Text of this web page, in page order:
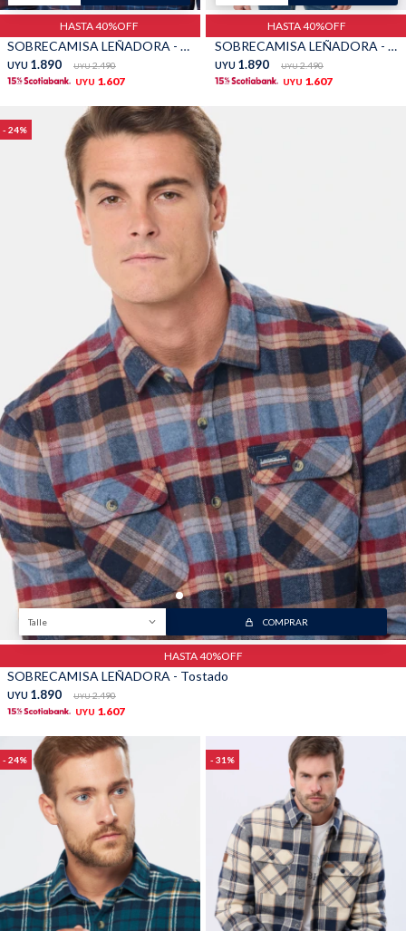
HASTA 40%OFF
SOBRECAMISA LEÑADORA - Bordo
UYU 1.890 UYU 2.490
UYU 1.607
HASTA 40%OFF
SOBRECAMISA LEÑADORA - Gris
UYU 1.890 UYU 2.490
UYU 1.607
24
Talle COMPRAR
HASTA 40%OFF
SOBRECAMISA LEÑADORA - Tostado
UYU 1.890 UYU 2.490
UYU 1.607
24 31
TALLES GRANDES Uniformes empresariales
Quiero ser parte Canjear mis puntos
Uniformes empresariales
Juntá puntos Friends
Cómo comprar
Envíos, cambios y devoluciones
Trabaja con nosotros
Contacto